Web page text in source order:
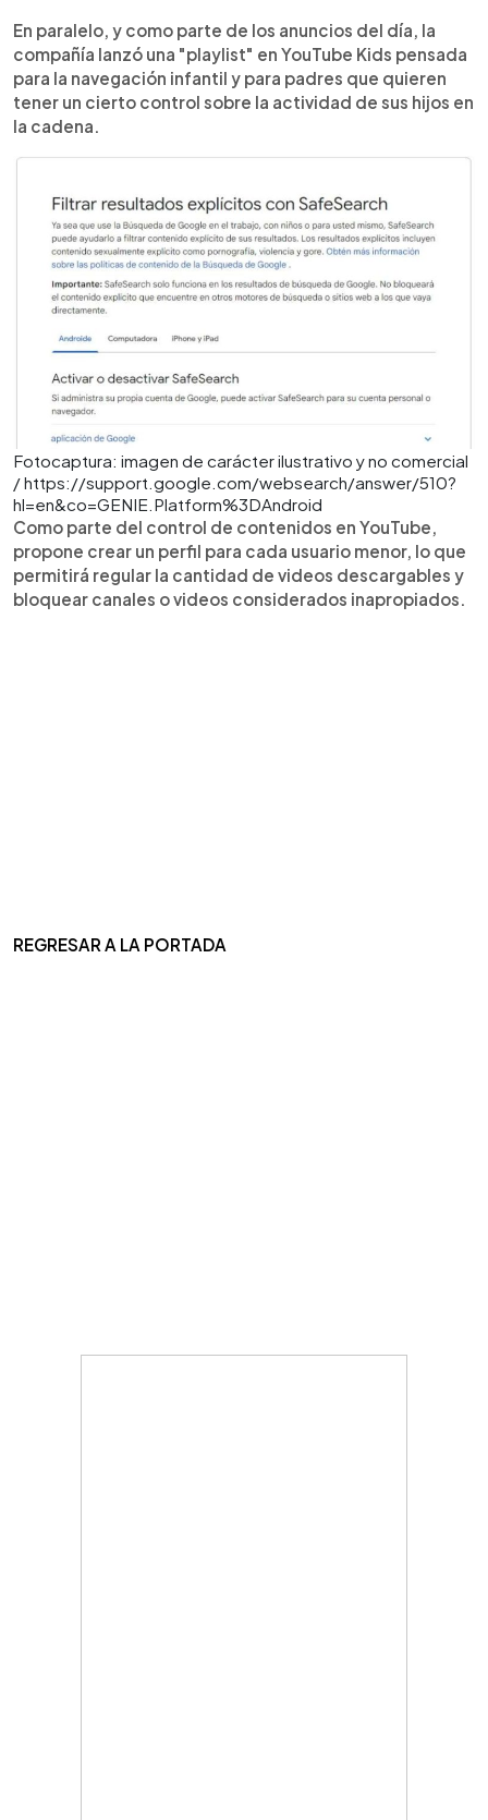
En paralelo, y como parte de los anuncios del día, la
compañía lanzó una "playlist" en YouTube Kids pensada
para la navegación infantil y para padres que quieren
tener un cierto control sobre la actividad de sus hijos en
la cadena.
Fotocaptura: imagen de carácter ilustrativo y no comercial
/ https://support.google.com/websearch/answer/510?
hl=en&co=GENIE.Platform%3DAndroid
Como parte del control de contenidos en YouTube,
propone crear un perfil para cada usuario menor, lo que
permitirá regular la cantidad de videos descargables y
bloquear canales o videos considerados inapropiados.
REGRESAR A LA PORTADA